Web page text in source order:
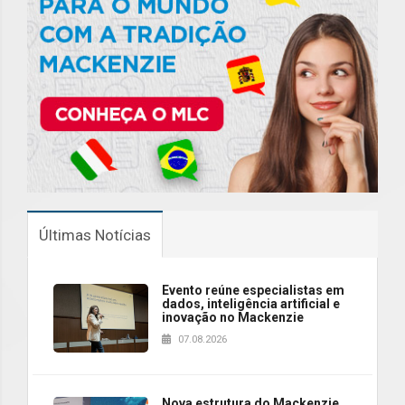
Últimas Notícias
Evento reúne especialistas em
dados, inteligência artificial e
inovação no Mackenzie
07.08.2026